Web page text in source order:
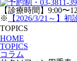
【診療時間】9:00〜
※
【2026/3/21～】
TOPICS
HOME
TOPICS
コラム